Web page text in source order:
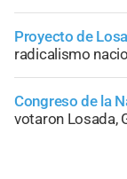
Proyecto de
radicalismo
Congreso de la
votaron Losada,